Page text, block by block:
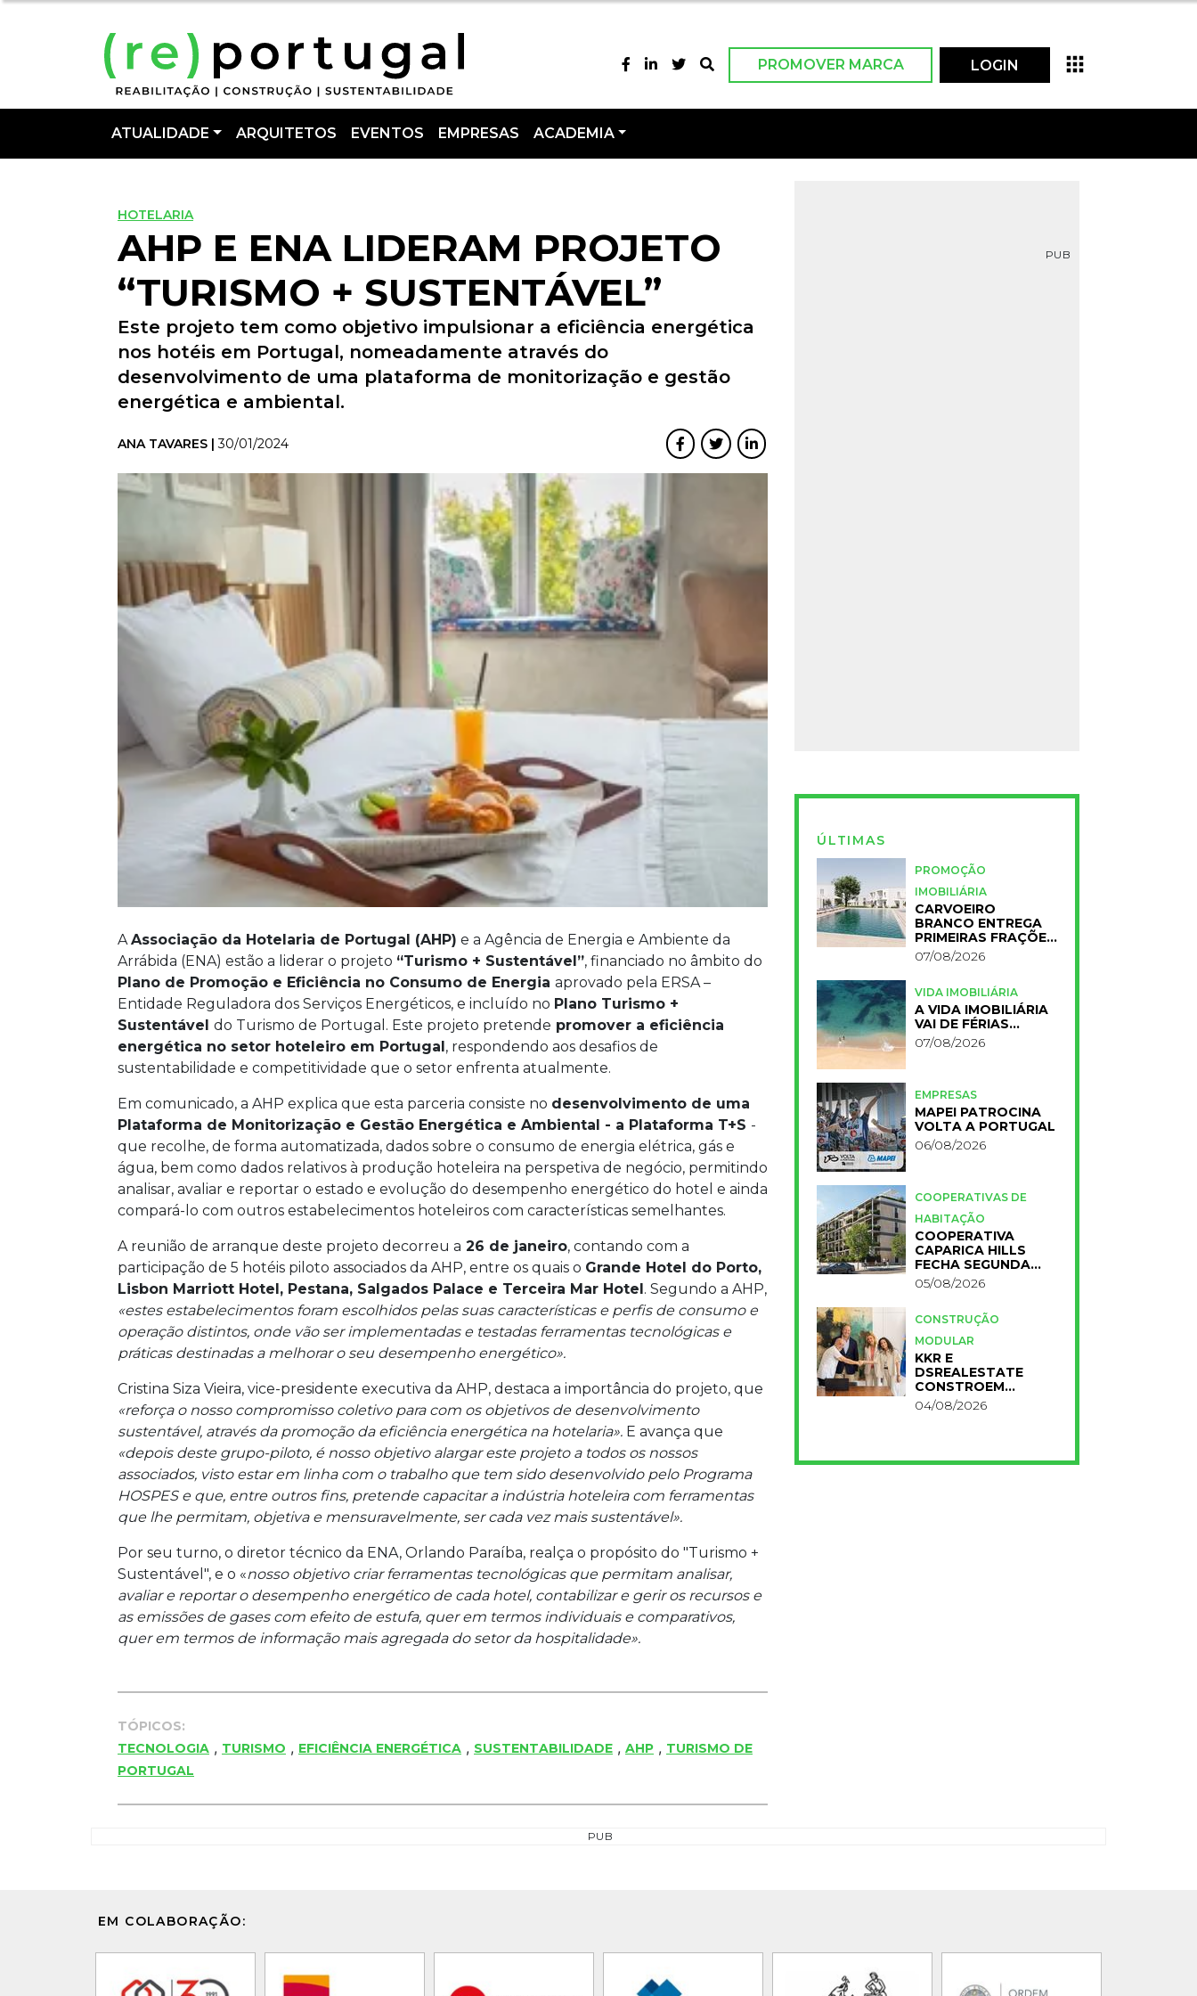
PROMOVER MARCA LOGIN
ATUALIDADE ARQUITETOS EVENTOS EMPRESAS ACADEMIA
HOTELARIA
AHP E ENA LIDERAM PROJETO
“TURISMO + SUSTENTÁVEL”
Este projeto tem como objetivo impulsionar a eficiência energética
nos hotéis em Portugal, nomeadamente através do
desenvolvimento de uma plataforma de monitorização e gestão
energética e ambiental.
ANA TAVARES |30/01/2024
A Associação da Hotelaria de Portugal (AHP) e a Agência de Energia e Ambiente da
Arrábida (ENA) estão a liderar o projeto “Turismo + Sustentável”, financiado no âmbito do
Plano de Promoção e Eficiência no Consumo de Energia aprovado pela ERSA –
Entidade Reguladora dos Serviços Energéticos, e incluído no Plano Turismo +
Sustentável do Turismo de Portugal. Este projeto pretende promover a eficiência
energética no setor hoteleiro em Portugal, respondendo aos desafios de
sustentabilidade e competitividade que o setor enfrenta atualmente.
Em comunicado, a AHP explica que esta parceria consiste no desenvolvimento de uma
Plataforma de Monitorização e Gestão Energética e Ambiental - a Plataforma T+S -
que recolhe, de forma automatizada, dados sobre o consumo de energia elétrica, gás e
água, bem como dados relativos à produção hoteleira na perspetiva de negócio, permitindo
analisar, avaliar e reportar o estado e evolução do desempenho energético do hotel e ainda
compará-lo com outros estabelecimentos hoteleiros com características semelhantes.
A reunião de arranque deste projeto decorreu a 26 de janeiro, contando com a
participação de 5 hotéis piloto associados da AHP, entre os quais o Grande Hotel do Porto,
Lisbon Marriott Hotel, Pestana, Salgados Palace e Terceira Mar Hotel. Segundo a AHP,
«estes estabelecimentos foram escolhidos pelas suas características e perfis de consumo e
operação distintos, onde vão ser implementadas e testadas ferramentas tecnológicas e
práticas destinadas a melhorar o seu desempenho energético».
Cristina Siza Vieira, vice-presidente executiva da AHP, destaca a importância do projeto, que
«reforça o nosso compromisso coletivo para com os objetivos de desenvolvimento
sustentável, através da promoção da eficiência energética na hotelaria». E avança que
«depois deste grupo-piloto, é nosso objetivo alargar este projeto a todos os nossos
associados, visto estar em linha com o trabalho que tem sido desenvolvido pelo Programa
HOSPES e que, entre outros fins, pretende capacitar a indústria hoteleira com ferramentas
que lhe permitam, objetiva e mensuravelmente, ser cada vez mais sustentável».
Por seu turno, o diretor técnico da ENA, Orlando Paraíba, realça o propósito do "Turismo +
Sustentável", e o «nosso objetivo criar ferramentas tecnológicas que permitam analisar,
avaliar e reportar o desempenho energético de cada hotel, contabilizar e gerir os recursos e
as emissões de gases com efeito de estufa, quer em termos individuais e comparativos,
quer em termos de informação mais agregada do setor da hospitalidade».
TÓPICOS:
TECNOLOGIA , TURISMO , EFICIÊNCIA ENERGÉTICA , SUSTENTABILIDADE , AHP , TURISMO DE
PORTUGAL
PUB
ÚLTIMAS
PROMOÇÃO
IMOBILIÁRIA
CARVOEIRO
BRANCO ENTREGA
PRIMEIRAS FRAÇÕES
DO NOVO RESORT
PRIMELIFE
07/08/2026
VIDA IMOBILIÁRIA
A VIDA IMOBILIÁRIA
VAI DE FÉRIAS…
07/08/2026
EMPRESAS
MAPEI PATROCINA
VOLTA A PORTUGAL
06/08/2026
COOPERATIVAS DE
HABITAÇÃO
COOPERATIVA
CAPARICA HILLS
FECHA SEGUNDA
FASE DO PROJETO
05/08/2026
CONSTRUÇÃO
MODULAR
KKR E
DSREALESTATE
CONSTROEM
RESIDÊNCIA
UNIVERSITÁRIA
04/08/2026
PUB
EM COLABORAÇÃO: